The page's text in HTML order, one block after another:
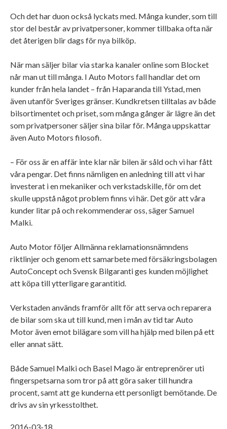
Och det har duon också lyckats med. Många kunder, som till
stor del består av privatpersoner, kommer tillbaka ofta när
det återigen blir dags för nya bilköp.
När man säljer bilar via starka kanaler online som Blocket
når man ut till många. I Auto Motors fall handlar det om
kunder från hela landet – från Haparanda till Ystad, men
även utanför Sveriges gränser. Kundkretsen tilltalas av både
bilsortimentet och priset, som många gånger är lägre än det
som privatpersoner säljer sina bilar för. Många uppskattar
även Auto Motors filosofi.
– För oss är en affär inte klar när bilen är såld och vi har fått
våra pengar. Det finns nämligen en anledning till att vi har
investerat i en mekaniker och verkstadskille, för om det
skulle uppstå något problem finns vi här. Det gör att våra
kunder litar på och rekommenderar oss, säger Samuel
Malki.
Auto Motor följer Allmänna reklamationsnämndens
riktlinjer och genom ett samarbete med försäkringsbolagen
AutoConcept och Svensk Bilgaranti ges kunden möjlighet
att köpa till ytterligare garantitid.
Verkstaden används framför allt för att serva och reparera
de bilar som ska ut till kund, men i mån av tid tar Auto
Motor även emot bilägare som vill ha hjälp med bilen på ett
eller annat sätt.
Både Samuel Malki och Basel Mago är entreprenörer uti
fingerspetsarna som tror på att göra saker till hundra
procent, samt att ge kunderna ett personligt bemötande. De
drivs av sin yrkesstolthet.
2016-03-18